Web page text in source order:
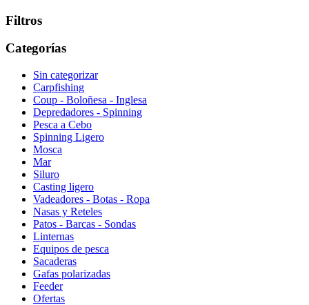
Filtros
Categorías
Sin categorizar
Carpfishing
Coup - Boloñesa - Inglesa
Depredadores - Spinning
Pesca a Cebo
Spinning Ligero
Mosca
Mar
Siluro
Casting ligero
Vadeadores - Botas - Ropa
Nasas y Reteles
Patos - Barcas - Sondas
Linternas
Equipos de pesca
Sacaderas
Gafas polarizadas
Feeder
Ofertas